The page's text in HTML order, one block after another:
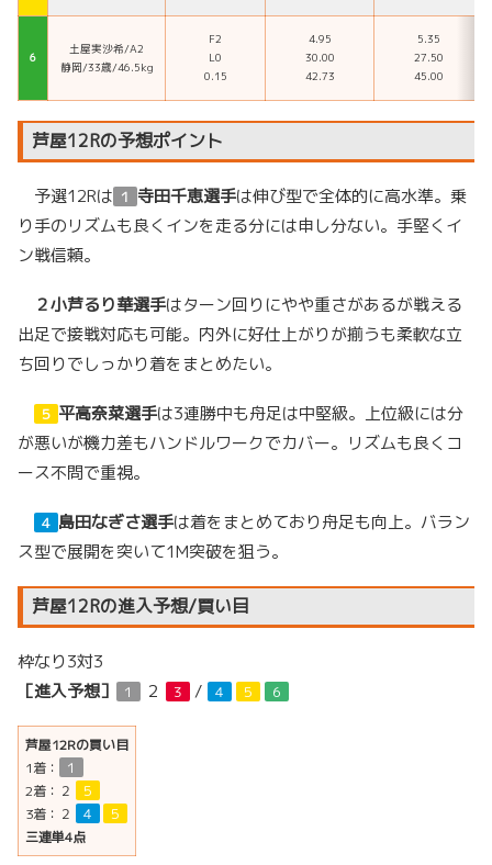
６
土屋実沙希/A2
静岡/33歳/46.5kg
F2
L0
0.15
4.95
30.00
42.73
5.35
27.50
45.00
芦屋12Rの予想ポイント
予選12Rは １ 寺田千恵選手は伸び型で全体的に高水準。乗
り手のリズムも良くインを走る分には申し分ない。手堅くイ
ン戦信頼。
２小芦るり華選手はターン回りにやや重さがあるが戦える
出足で接戦対応も可能。内外に好仕上がりが揃うも柔軟な立
ち回りでしっかり着をまとめたい。
５ 平高奈菜選手は3連勝中も舟足は中堅級。上位級には分
が悪いが機力差もハンドルワークでカバー。リズムも良くコ
ース不問で重視。
４ 島田なぎさ選手は着をまとめており舟足も向上。バラン
ス型で展開を突いて1M突破を狙う。
芦屋12Rの進入予想/買い目
枠なり3対3
［進入予想］
１ ２ ３ / ４ ５ ６
芦屋12Rの買い目
1着：
１
2着： ２
５
3着： ２ ４
５
三連単4点